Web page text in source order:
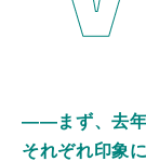
――まず、去年
それぞれ印象